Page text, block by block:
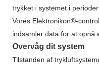
trykket i systemet i
Vores Elektronikon®-
indsamler data for at opnå
Overvåg dit system
Tilstanden af